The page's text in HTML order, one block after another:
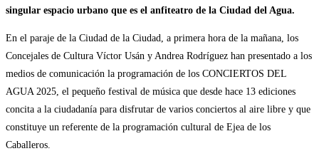
singular espacio urbano que es el anfiteatro de la Ciudad del Agua.
En el paraje de la Ciudad de la Ciudad, a primera hora de la mañana, los
Concejales de Cultura Víctor Usán y Andrea Rodríguez han presentado a los
medios de comunicación la programación de los CONCIERTOS DEL
AGUA 2025, el pequeño festival de música que desde hace 13 ediciones
concita a la ciudadanía para disfrutar de varios conciertos al aire libre y que
constituye un referente de la programación cultural de Ejea de los
Caballeros.